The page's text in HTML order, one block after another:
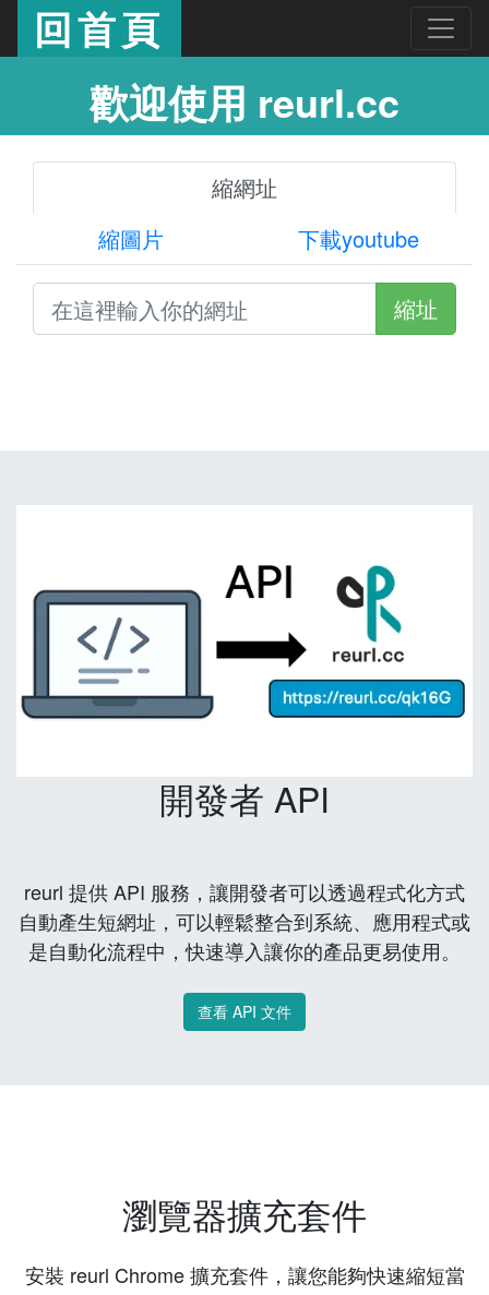
回首頁
歡迎使用 reurl.cc
縮網址
縮圖片
下載youtube
縮址
開發者 API
reurl 提供 API 服務，讓開發者可以透過程式化方式
自動產生短網址，可以輕鬆整合到系統、應用程式或
是自動化流程中，快速導入讓你的產品更易使用。
查看 API 文件
瀏覽器擴充套件
安裝 reurl Chrome 擴充套件，讓您能夠快速縮短當